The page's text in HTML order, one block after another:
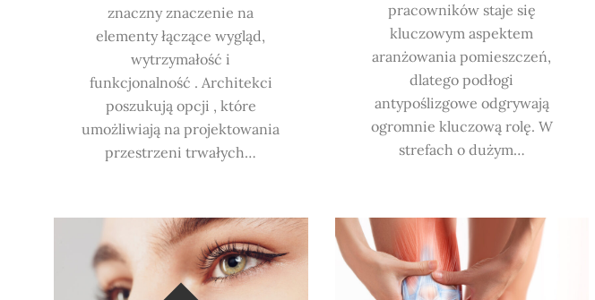
znaczny znaczenie na
elementy łączące wygląd,
wytrzymałość i
funkcjonalność . Architekci
poszukują opcji , które
umożliwiają na projektowania
przestrzeni trwałych…
pracowników staje się
kluczowym aspektem
aranżowania pomieszczeń,
dlatego podłogi
antypoślizgowe odgrywają
ogromnie kluczową rolę. W
strefach o dużym…